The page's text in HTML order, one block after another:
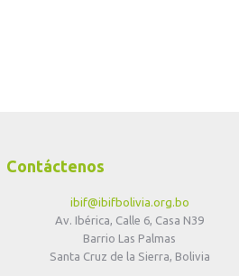
Contáctenos
ibif@ibifbolivia.org.bo
Av. Ibérica, Calle 6, Casa N39
Barrio Las Palmas
Santa Cruz de la Sierra, Bolivia